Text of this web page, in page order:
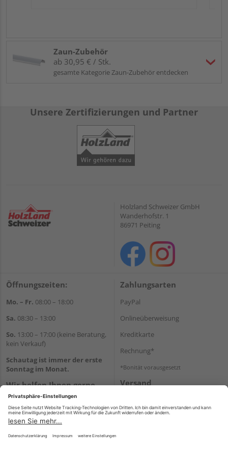
Zaun-Zubehör
ab 30,95 € / Stk.
gesamte Kategorie Zaun-Zubehör entdecken
Unsere Zertifizierungen und Partner
Holzland Schweizer GmbH
Wanderhofstr. 1
86971 Peiting
Öffnungszeiten:
Mo. – Fr. 08:00 – 18:00
Sa. 08:30 – 13:00
So. 13:00 – 17:00 (keine Beratung,
kein Verkauf)
Schautag ist immer der erste
Sonntag im Monat.
Wir helfen Ihnen gerne
weiter
Tel.:+49 8861 25240
E-Mail:info@holzland-
schweizer.de
Zahlungsarten
PayPal
Onlineüberweisung
Kreditkarte
Rechnung*
*Bonität vorausgesetzt
Versand